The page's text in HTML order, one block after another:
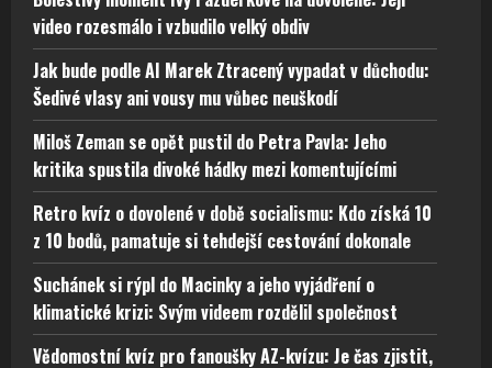
video rozesmálo i vzbudilo velký obdiv
Jak bude podle AI Marek Ztracený vypadat v důchodu:
Šedivé vlasy ani vousy mu vůbec neuškodí
Miloš Zeman se opět pustil do Petra Pavla: Jeho
kritika spustila divoké hádky mezi komentujícími
Retro kvíz o dovolené v době socialismu: Kdo získá 10
z 10 bodů, pamatuje si tehdejší cestování dokonale
Suchánek si rýpl do Macinky a jeho vyjádření o
klimatické krizi: Svým videem rozdělil společnost
Vědomostní kvíz pro fanoušky AZ-kvízu: Je čas zjistit,